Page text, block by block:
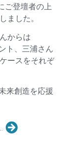
ご登壇者の上
ました。
からは
ト、三浦さん
ースをそれぞ
来創造を応援